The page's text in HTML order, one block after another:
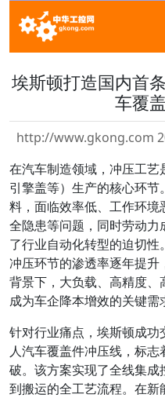
埃斯顿打造国内首
车覆
http://www.gkong.com
在汽车制造领域，冲压工艺
引擎盖等）生产的核心环
料，面临效率低、工作环
全隐患等问题，同时劳动
了行业自动化转型的迫切
冲压环节的渗透率逐年提
背景下，大负载、高精度
成为车企降本增效的关键需
针对行业痛点，埃斯顿成
人汽车覆盖件冲压线，标
破。该方案实现了全线集
到搬运的全工艺流程。在